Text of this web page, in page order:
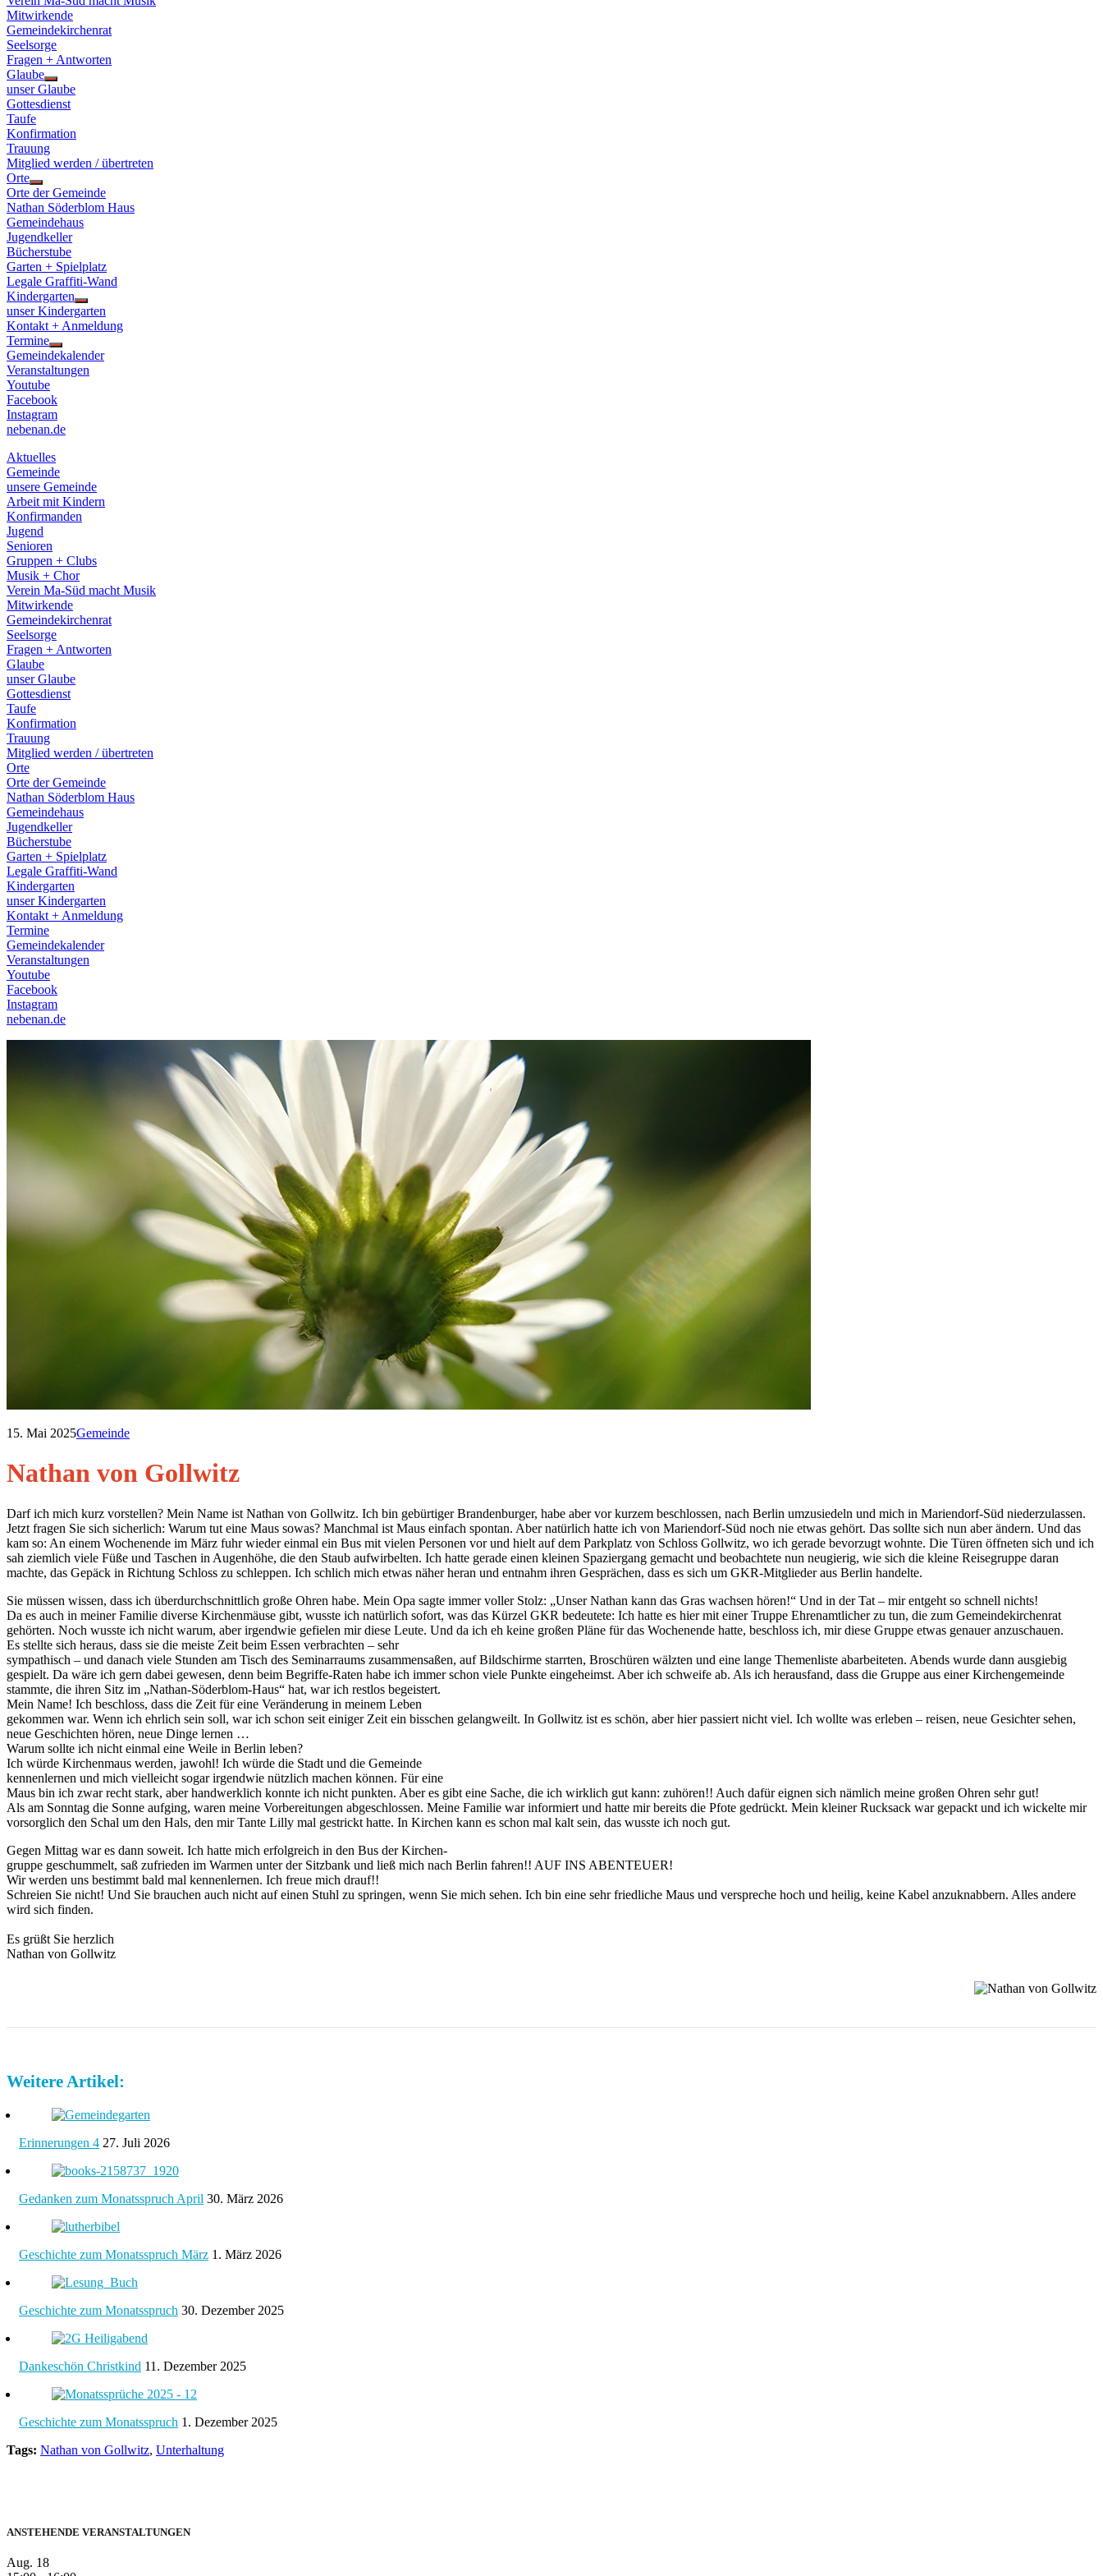
Mitwirkende
Gemeindekirchenrat
Seelsorge
Fragen + Antworten
Glaube
Show
sub
menu
unser Glaube
Gottesdienst
Taufe
Konfirmation
Trauung
Mitglied werden / übertreten
Orte
Show
sub
menu
Orte der Gemeinde
Nathan Söderblom Haus
Gemeindehaus
Jugendkeller
Bücherstube
Garten + Spielplatz
Legale Graffiti-Wand
Kindergarten
Show
sub
menu
unser Kindergarten
Kontakt + Anmeldung
Termine
Show
sub
menu
Gemeindekalender
Veranstaltungen
Youtube
Facebook
Instagram
nebenan.de
Aktuelles
Gemeinde
unsere Gemeinde
Arbeit mit Kindern
Konfirmanden
Jugend
Senioren
Gruppen + Clubs
Musik + Chor
Verein Ma-Süd macht Musik
Mitwirkende
Gemeindekirchenrat
Seelsorge
Fragen + Antworten
Glaube
unser Glaube
Gottesdienst
Taufe
Konfirmation
Trauung
Mitglied werden / übertreten
Orte
Orte der Gemeinde
Nathan Söderblom Haus
Gemeindehaus
Jugendkeller
Bücherstube
Garten + Spielplatz
Legale Graffiti-Wand
Kindergarten
unser Kindergarten
Kontakt + Anmeldung
Termine
Gemeindekalender
Veranstaltungen
Youtube
Facebook
Instagram
nebenan.de
15. Mai 2025Gemeinde
Nathan von Gollwitz
Darf ich mich kurz vorstellen? Mein Name ist Nathan von Gollwitz. Ich bin gebürtiger Brandenburger, habe aber vor kurzem beschlossen, nach Berlin umzusiedeln und mich in Mariendorf-Süd niederzulassen.
Jetzt fragen Sie sich sicherlich: Warum tut eine Maus sowas? Manchmal ist Maus einfach spontan. Aber natürlich hatte ich von Mariendorf-Süd noch nie etwas gehört. Das sollte sich nun aber ändern. Und das
kam so: An einem Wochenende im März fuhr wieder einmal ein Bus mit vielen Personen vor und hielt auf dem Parkplatz von Schloss Gollwitz, wo ich gerade bevorzugt wohnte. Die Türen öffneten sich und ich
sah ziemlich viele Füße und Taschen in Augenhöhe, die den Staub aufwirbelten. Ich hatte gerade einen kleinen Spaziergang gemacht und beobachtete nun neugierig, wie sich die kleine Reisegruppe daran
machte, das Gepäck in Richtung Schloss zu schleppen. Ich schlich mich etwas näher heran und entnahm ihren Gesprächen, dass es sich um GKR-Mitglieder aus Berlin handelte.
Sie müssen wissen, dass ich überdurchschnittlich große Ohren habe. Mein Opa sagte immer voller Stolz: „Unser Nathan kann das Gras wachsen hören!“ Und in der Tat – mir entgeht so schnell nichts!
Da es auch in meiner Familie diverse Kirchenmäuse gibt, wusste ich natürlich sofort, was das Kürzel GKR bedeutete: Ich hatte es hier mit einer Truppe Ehrenamtlicher zu tun, die zum Gemeindekirchenrat
gehörten. Noch wusste ich nicht warum, aber irgendwie gefielen mir diese Leute. Und da ich eh keine großen Pläne für das Wochenende hatte, beschloss ich, mir diese Gruppe etwas genauer anzuschauen.
Es stellte sich heraus, dass sie die meiste Zeit beim Essen verbrachten – sehr
sympathisch – und danach viele Stunden am Tisch des Seminarraums zusammensaßen, auf Bildschirme starrten, Broschüren wälzten und eine lange Themenliste abarbeiteten. Abends wurde dann ausgiebig
gespielt. Da wäre ich gern dabei gewesen, denn beim Begriffe-Raten habe ich immer schon viele Punkte eingeheimst. Aber ich schweife ab. Als ich herausfand, dass die Gruppe aus einer Kirchengemeinde
stammte, die ihren Sitz im „Nathan-Söderblom-Haus“ hat, war ich restlos begeistert.
Mein Name! Ich beschloss, dass die Zeit für eine Veränderung in meinem Leben
gekommen war. Wenn ich ehrlich sein soll, war ich schon seit einiger Zeit ein bisschen gelangweilt. In Gollwitz ist es schön, aber hier passiert nicht viel. Ich wollte was erleben – reisen, neue Gesichter sehen,
neue Geschichten hören, neue Dinge lernen …
Warum sollte ich nicht einmal eine Weile in Berlin leben?
Ich würde Kirchenmaus werden, jawohl! Ich würde die Stadt und die Gemeinde
kennenlernen und mich vielleicht sogar irgendwie nützlich machen können. Für eine
Maus bin ich zwar recht stark, aber handwerklich konnte ich nicht punkten. Aber es gibt eine Sache, die ich wirklich gut kann: zuhören!! Auch dafür eignen sich nämlich meine großen Ohren sehr gut!
Als am Sonntag die Sonne aufging, waren meine Vorbereitungen abgeschlossen. Meine Familie war informiert und hatte mir bereits die Pfote gedrückt. Mein kleiner Rucksack war gepackt und ich wickelte mir
vorsorglich den Schal um den Hals, den mir Tante Lilly mal gestrickt hatte. In Kirchen kann es schon mal kalt sein, das wusste ich noch gut.
Gegen Mittag war es dann soweit. Ich hatte mich erfolgreich in den Bus der Kirchen-
gruppe geschummelt, saß zufrieden im Warmen unter der Sitzbank und ließ mich nach Berlin fahren!! AUF INS ABENTEUER!
Wir werden uns bestimmt bald mal kennenlernen. Ich freue mich drauf!!
Schreien Sie nicht! Und Sie brauchen auch nicht auf einen Stuhl zu springen, wenn Sie mich sehen. Ich bin eine sehr friedliche Maus und verspreche hoch und heilig, keine Kabel anzuknabbern. Alles andere
wird sich finden.
Es grüßt Sie herzlich
Nathan von Gollwitz
Weitere Artikel:
Erinnerungen 4 27. Juli 2026
Gedanken zum Monatsspruch April 30. März 2026
Geschichte zum Monatsspruch März 1. März 2026
Geschichte zum Monatsspruch 30. Dezember 2025
Dankeschön Christkind 11. Dezember 2025
Geschichte zum Monatsspruch 1. Dezember 2025
Tags: Nathan von Gollwitz, Unterhaltung
ANSTEHENDE VERANSTALTUNGEN
Aug. 18